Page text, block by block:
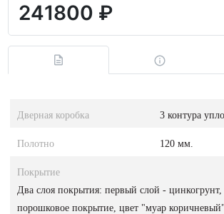
241800 ₽
Дверная коробка 3 контура
Полотно 120 мм.
Покрытие
Два слоя покрытия: первый слой -
порошковое покрытие, цвет "муар коричневый".